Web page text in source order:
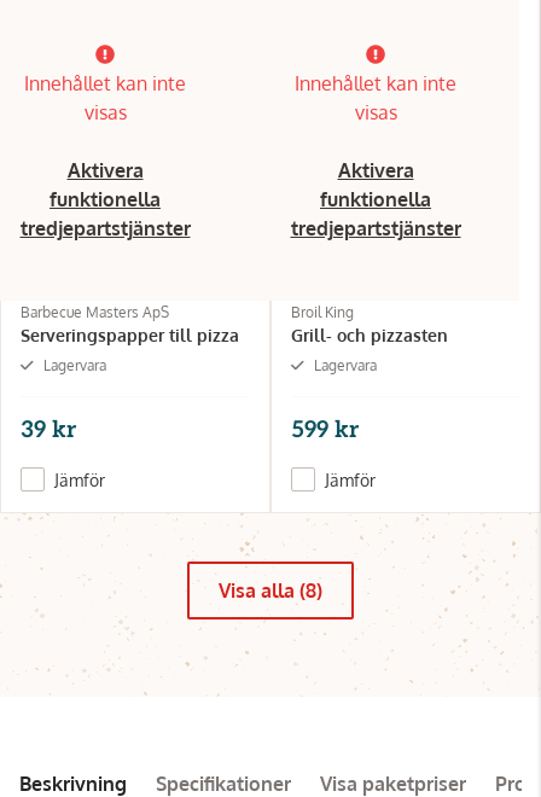
Innehållet kan inte
visas
Aktivera
funktionella
tredjepartstjänster
Barbecue Masters ApS
Serveringspapper till pizza
Lagervara
39 kr
Jämför
Innehållet kan inte
visas
Aktivera
funktionella
tredjepartstjänster
Broil King
Grill- och pizzasten
Lagervara
599 kr
Jämför
Visa alla (8)
Beskrivning Specifikationer Visa paketpriser